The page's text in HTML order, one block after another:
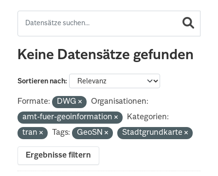
Keine Datensätze gefunden
Sortieren nach
Formate: DWG
Organisationen:
amt-fuer-geoinformation
Kategorien:
tran
Tags: GeoSN Stadtgrundkarte
Ergebnisse filtern